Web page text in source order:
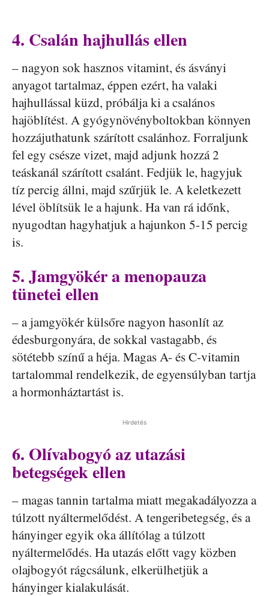
4. Csalán hajhullás ellen
– nagyon sok hasznos vitamint, és ásványi
anyagot tartalmaz, éppen ezért, ha valaki
hajhullással küzd, próbálja ki a csalános
hajöblítést. A gyógynövényboltokban könnyen
hozzájuthatunk szárított csalánhoz. Forraljunk
fel egy csésze vizet, majd adjunk hozzá 2
teáskanál szárított csalánt. Fedjük le, hagyjuk
tíz percig állni, majd szűrjük le. A keletkezett
lével öblítsük le a hajunk. Ha van rá időnk,
nyugodtan hagyhatjuk a hajunkon 5-15 percig
is.
5. Jamgyökér a menopauza
tünetei ellen
– a jamgyökér külsőre nagyon hasonlít az
édesburgonyára, de sokkal vastagabb, és
sötétebb színű a héja. Magas A- és C-vitamin
tartalommal rendelkezik, de egyensúlyban tartja
a hormonháztartást is.
Hirdetés
6. Olívabogyó az utazási
betegségek ellen
– magas tannin tartalma miatt megakadályozza a
túlzott nyáltermelődést. A tengeribetegség, és a
hányinger egyik oka állítólag a túlzott
nyáltermelődés. Ha utazás előtt vagy közben
olajbogyót rágcsálunk, elkerülhetjük a
hányinger kialakulását.